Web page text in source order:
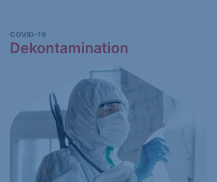
COVID-19
Dekontamination